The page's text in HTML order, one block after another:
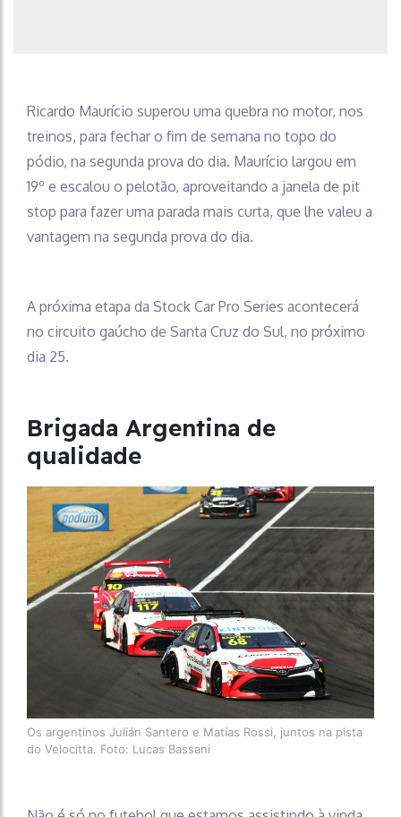
Ricardo Maurício superou uma quebra no motor, nos
treinos, para fechar o fim de semana no topo do
pódio, na segunda prova do dia. Maurício largou em
19º e escalou o pelotão, aproveitando a janela de pit
stop para fazer uma parada mais curta, que lhe valeu a
vantagem na segunda prova do dia.
A próxima etapa da Stock Car Pro Series acontecerá
no circuito gaúcho de Santa Cruz do Sul, no próximo
dia 25.
Brigada Argentina de
qualidade
Os argentinos Julián Santero e Matías Rossi, juntos na pista
do Velocitta. Foto: Lucas Bassani